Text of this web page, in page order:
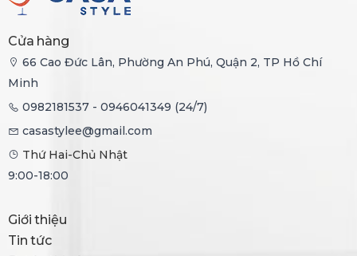
Cửa hàng
66 Cao Đức Lân, Phường An Phú, Quận 2, TP Hồ Chí
Minh
0982181537 - 0946041349 (24/7)
casastylee@gmail.com
Thứ Hai-Chủ Nhật
9:00-18:00
Giới thiệu
Tin tức